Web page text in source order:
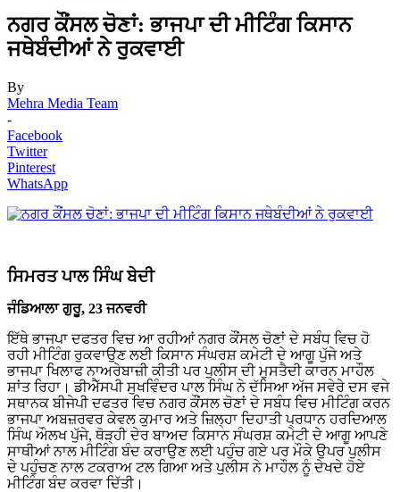
ਨਗਰ ਕੌਂਸਲ ਚੋਣਾਂ: ਭਾਜਪਾ ਦੀ ਮੀਟਿੰਗ ਕਿਸਾਨ
ਜਥੇਬੰਦੀਆਂ ਨੇ ਰੁਕਵਾਈ
By
Mehra Media Team
-
Facebook
Twitter
Pinterest
WhatsApp
ਸਿਮਰਤ ਪਾਲ ਸਿੰਘ ਬੇਦੀ
ਜੰਡਿਆਲਾ ਗੁਰੂ, 23 ਜਨਵਰੀ
ਇੱਥੇ ਭਾਜਪਾ ਦਫਤਰ ਵਿਚ ਆ ਰਹੀਆਂ ਨਗਰ ਕੌਂਸਲ ਚੋਣਾਂ ਦੇ ਸਬੰਧ ਵਿਚ ਹੋ
ਰਹੀ ਮੀਟਿੰਗ ਰੁਕਵਾਉਣ ਲਈ ਕਿਸਾਨ ਸੰਘਰਸ਼ ਕਮੇਟੀ ਦੇ ਆਗੂ ਪੁੱਜੇ ਅਤੇ
ਭਾਜਪਾ ਖਿਲਾਫ ਨਾਅਰੇਬਾਜ਼ੀ ਕੀਤੀ ਪਰ ਪੁਲੀਸ ਦੀ ਮੁਸਤੈਦੀ ਕਾਰਨ ਮਾਹੌਲ
ਸ਼ਾਂਤ ਰਿਹਾ। ਡੀਐੱਸਪੀ ਸੁਖਵਿੰਦਰ ਪਾਲ ਸਿੰਘ ਨੇ ਦੱਸਿਆ ਅੱਜ ਸਵੇਰੇ ਦਸ ਵਜੇ
ਸਥਾਨਕ ਬੀਜੇਪੀ ਦਫਤਰ ਵਿਚ ਨਗਰ ਕੌਂਸਲ ਚੋਣਾਂ ਦੇ ਸਬੰਧ ਵਿਚ ਮੀਟਿੰਗ ਕਰਨ
ਭਾਜਪਾ ਅਬਜ਼ਰਵਰ ਕੇਵਲ ਕੁਮਾਰ ਅਤੇ ਜ਼ਿਲ੍ਹਾ ਦਿਹਾਤੀ ਪ੍ਰਧਾਨ ਹਰਦਿਆਲ
ਸਿੰਘ ਔਲਖ ਪੁੱਜੇ, ਥੋੜ੍ਹੀ ਦੇਰ ਬਾਅਦ ਕਿਸਾਨ ਸੰਘਰਸ਼ ਕਮੇਟੀ ਦੇ ਆਗੂ ਆਪਣੇ
ਸਾਥੀਆਂ ਨਾਲ ਮੀਟਿੰਗ ਬੰਦ ਕਰਾਉਣ ਲਈ ਪਹੁੰਚ ਗਏ ਪਰ ਮੌਕੇ ਉਪਰ ਪੁਲੀਸ
ਦੇ ਪਹੁੰਚਣ ਨਾਲ ਟਕਰਾਅ ਟਲ ਗਿਆ ਅਤੇ ਪੁਲੀਸ ਨੇ ਮਾਹੌਲ ਨੂੰ ਦੇਖਦੇ ਹੋਏ
ਮੀਟਿੰਗ ਬੰਦ ਕਰਵਾ ਦਿੱਤੀ।